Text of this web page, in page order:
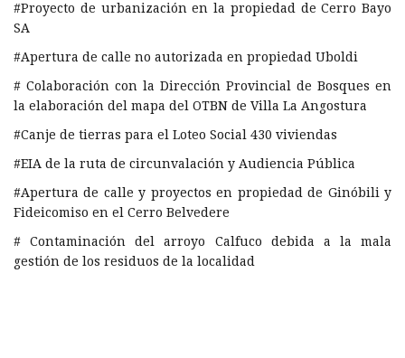
#Proyecto de urbanización en la propiedad de Cerro Bayo
SA
#Apertura de calle no autorizada en propiedad Uboldi
# Colaboración con la Dirección Provincial de Bosques en
la elaboración del mapa del OTBN de Villa La Angostura
#Canje de tierras para el Loteo Social 430 viviendas
#EIA de la ruta de circunvalación y Audiencia Pública
#Apertura de calle y proyectos en propiedad de Ginóbili y
Fideicomiso en el Cerro Belvedere
# Contaminación del arroyo Calfuco debida a la mala
gestión de los residuos de la localidad